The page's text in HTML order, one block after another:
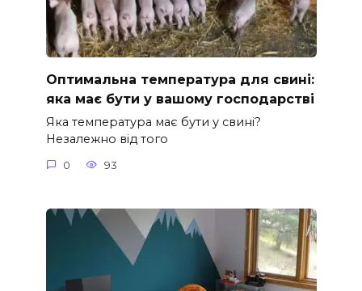
Оптимальна температура для свині:
яка має бути у вашому господарстві
Яка температура має бути у свині?
Незалежно від того
0 93